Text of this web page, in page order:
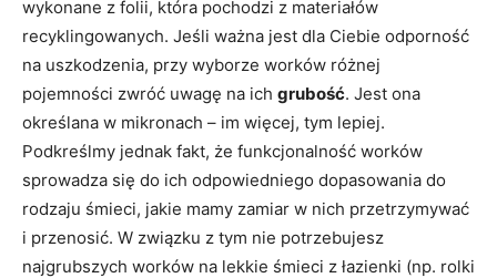
wykonane z folii, która pochodzi z materiałów
recyklingowanych. Jeśli ważna jest dla Ciebie odporność
na uszkodzenia, przy wyborze worków różnej
pojemności zwróć uwagę na ich grubość. Jest ona
określana w mikronach – im więcej, tym lepiej.
Podkreślmy jednak fakt, że funkcjonalność worków
sprowadza się do ich odpowiedniego dopasowania do
rodzaju śmieci, jakie mamy zamiar w nich przetrzymywać
i przenosić. W związku z tym nie potrzebujesz
najgrubszych worków na lekkie śmieci z łazienki (np. rolki